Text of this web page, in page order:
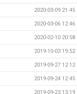
2020-03-09 21:45
2020-03-06 12:46
2020-02-10 20:58
2019-10-03 19:52
2019-09-27 12:12
2019-09-24 12:45
2019-09-23 13:19